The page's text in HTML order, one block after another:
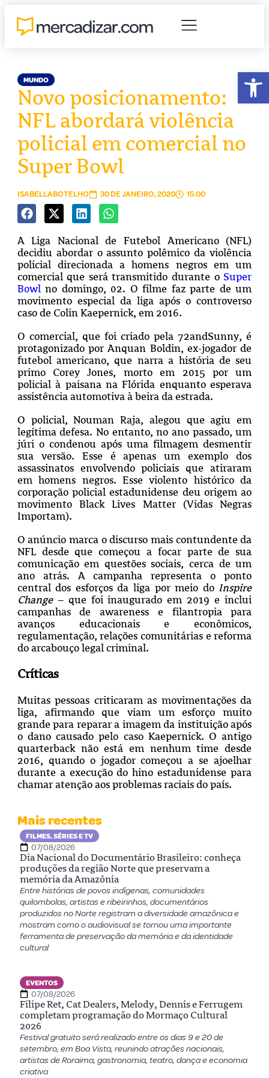
MUNDO
Novo posicionamento:
NFL abordará violência
policial em comercial no
Super Bowl
ISABELLABOTELHO 30 DE JANEIRO, 2020 15:00
A Liga Nacional de Futebol Americano (NFL)
decidiu abordar o assunto polêmico da violência
policial direcionada a homens negros em um
comercial que será transmitido durante o Super
Bowl no domingo, 02. O filme faz parte de um
movimento especial da liga após o controverso
caso de Colin Kaepernick, em 2016.
O comercial, que foi criado pela 72andSunny, é
protagonizado por Anquan Boldin, ex-jogador de
futebol americano, que narra a história de seu
primo Corey Jones, morto em 2015 por um
policial à paisana na Flórida enquanto esperava
assistência automotiva à beira da estrada.
O policial, Nouman Raja, alegou que agiu em
legítima defesa. No entanto, no ano passado, um
júri o condenou após uma filmagem desmentir
sua versão. Esse é apenas um exemplo dos
assassinatos envolvendo policiais que atiraram
em homens negros. Esse violento histórico da
corporação policial estadunidense deu origem ao
movimento Black Lives Matter (Vidas Negras
Importam).
O anúncio marca o discurso mais contundente da
NFL desde que começou a focar parte de sua
comunicação em questões sociais, cerca de um
ano atrás. A campanha representa o ponto
central dos esforços da liga por meio do Inspire
Change– que foi inaugurado em 2019 e inclui
campanhas de awareness e filantropia para
avanços educacionais e econômicos,
regulamentação, relações comunitárias e reforma
do arcabouço legal criminal.
Críticas
Muitas pessoas criticaram as movimentações da
liga, afirmando que viam um esforço muito
grande para reparar a imagem da instituição após
o dano causado pelo caso Kaepernick. O antigo
quarterback não está em nenhum time desde
2016, quando o jogador começou a se ajoelhar
durante a execução do hino estadunidense para
chamar atenção aos problemas raciais do país.
Mais recentes
FILMES, SÉRIES E TV
07/08/2026
Dia Nacional do Documentário Brasileiro: conheça
produções da região Norte que preservam a
memória da Amazônia
Entre histórias de povos indígenas, comunidades
quilombolas, artistas e ribeirinhos, documentários
produzidos no Norte registram a diversidade amazônica e
mostram como o audiovisual se tornou uma importante
ferramenta de preservação da memória e da identidade
cultural
EVENTOS
07/08/2026
Filipe Ret, Cat Dealers, Melody, Dennis e Ferrugem
completam programação do Mormaço Cultural
2026
Festival gratuito será realizado entre os dias 9 e 20 de
setembro, em Boa Vista, reunindo atrações nacionais,
artistas de Roraima, gastronomia, teatro, dança e economia
criativa